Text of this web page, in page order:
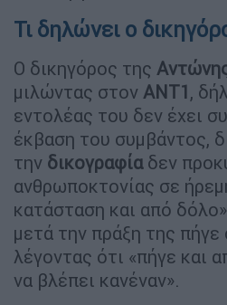
Τι δηλώνει ο
Ο δικηγόρος της
μιλώντας στον ΑΝΤ1,
εντολέας του δεν έχει
έκβαση του συμβάντος,
την δικογραφίαδεν
ανθρωποκτονίας σε
κατάσταση και από
μετά την πράξη της πήγε
λέγοντας ότι «πήγε και
να βλέπει κανέναν».